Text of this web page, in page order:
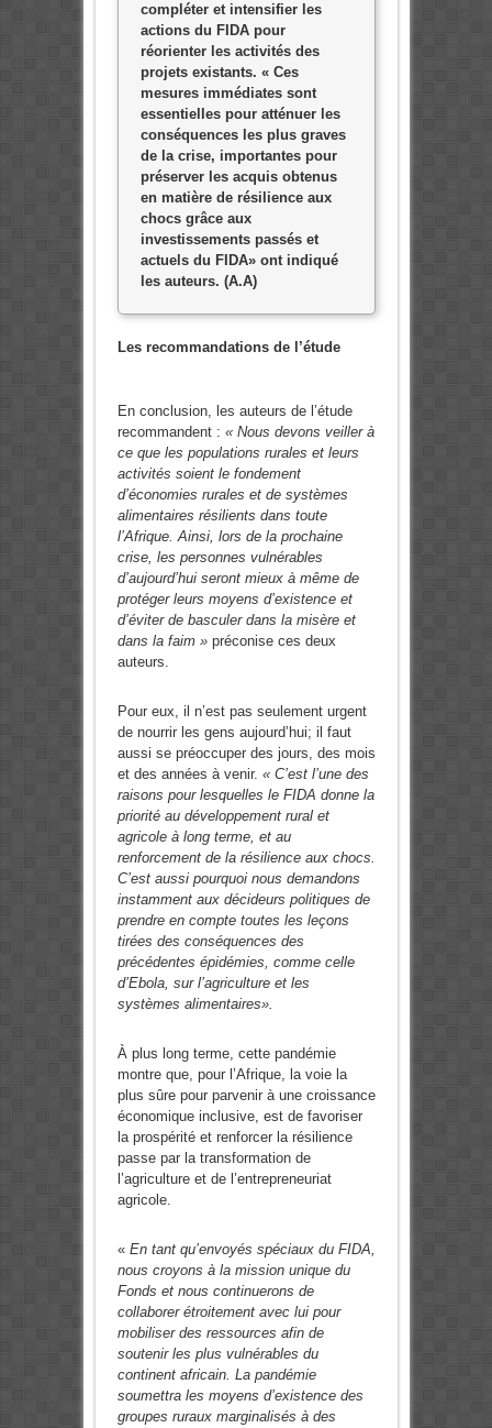
compléter et intensifier les
actions du FIDA pour
réorienter les activités des
projets existants. « Ces
mesures immédiates sont
essentielles pour atténuer les
conséquences les plus graves
de la crise, importantes pour
préserver les acquis obtenus
en matière de résilience aux
chocs grâce aux
investissements passés et
actuels du FIDA» ont indiqué
les auteurs. (A.A)
Les recommandations de l’étude
En conclusion, les auteurs de l’étude
recommandent : « Nous devons veiller à
ce que les populations rurales et leurs
activités soient le fondement
d’économies rurales et de systèmes
alimentaires résilients dans toute
l’Afrique. Ainsi, lors de la prochaine
crise, les personnes vulnérables
d’aujourd’hui seront mieux à même de
protéger leurs moyens d’existence et
d’éviter de basculer dans la misère et
dans la faim »préconise ces deux
auteurs.
Pour eux, il n’est pas seulement urgent
de nourrir les gens aujourd’hui; il faut
aussi se préoccuper des jours, des mois
et des années à venir. « C’est l’une des
raisons pour lesquelles le FIDA donne la
priorité au développement rural et
agricole à long terme, et au
renforcement de la résilience aux chocs.
C’est aussi pourquoi nous demandons
instamment aux décideurs politiques de
prendre en compte toutes les leçons
tirées des conséquences des
précédentes épidémies, comme celle
d’Ebola, sur l’agriculture et les
systèmes alimentaires».
À plus long terme, cette pandémie
montre que, pour l’Afrique, la voie la
plus sûre pour parvenir à une croissance
économique inclusive, est de favoriser
la prospérité et renforcer la résilience
passe par la transformation de
l’agriculture et de l’entrepreneuriat
agricole.
« En tant qu’envoyés spéciaux du FIDA,
nous croyons à la mission unique du
Fonds et nous continuerons de
collaborer étroitement avec lui pour
mobiliser des ressources afin de
soutenir les plus vulnérables du
continent africain. La pandémie
soumettra les moyens d’existence des
groupes ruraux marginalisés à des